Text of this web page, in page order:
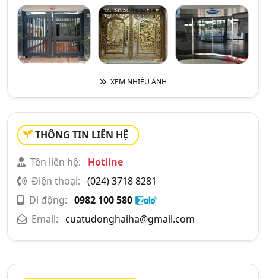
XEM NHIỀU ẢNH
THÔNG TIN LIÊN HỆ
Tên liên hệ:
Hotline
Điện thoại: (024) 3718 8281
Di động: 0982 100 580
Email: cuatudonghaiha@gmail.com